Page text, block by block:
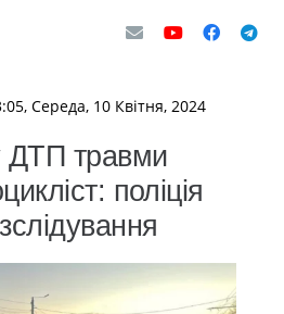
Середа, 10 Квітня, 2024
ДТП травми
поліція